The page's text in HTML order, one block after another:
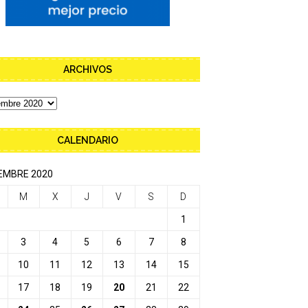
ARCHIVOS
CALENDARIO
2020
M X J V S D
1
3 4 5 6 7 8
10 11 12 13 14 15
17 18 19 20 21 22